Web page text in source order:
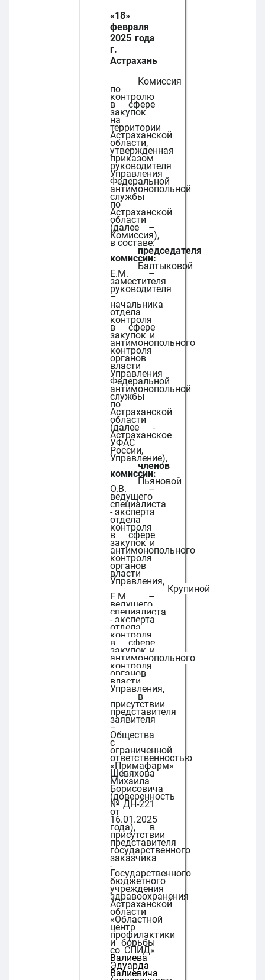
«18»
февраля
2025 года
г.
Астрахань
Комиссия
по
контролю
в сфере
закупок
на
территории
Астраханской
области,
утвержденная
приказом
руководителя
Управления
Федеральной
антимонопольной
службы
по
Астраханской
области
(далее –
Комиссия),
в составе:
председателя
комиссии:
Балтыковой
Е.М. –
заместителя
руководителя
–
начальника
отдела
контроля
в сфере
закупок и
антимонопольного
контроля
органов
власти
Управления
Федеральной
антимонопольной
службы
по
Астраханской
области
(далее -
Астраханское
УФАС
России,
Управление),
членов
комиссии:
Пьяновой
О.В. –
ведущего
специалиста
- эксперта
отдела
контроля
в сфере
закупок и
антимонопольного
контроля
органов
власти
Управления,
Крупиной
Е.М. –
ведущего
специалиста
- эксперта
отдела
контроля
в сфере
закупок и
антимонопольного
контроля
органов
власти
Управления,
в
присутствии
представителя
заявителя
–
Общества
с
ограниченной
ответственностью
«Примафарм»
Шевяхова
Михаила
Борисовича
(доверенность
№ДН-221
от
16.01.2025
года), в
присутствии
представителя
государственного
заказчика
-
Государственного
бюджетного
учреждения
здравоохранения
Астраханской
области
«Областной
центр
профилактики
и борьбы
со СПИД»
Валиева
Эдуарда
Валиевича